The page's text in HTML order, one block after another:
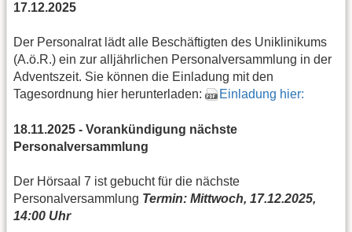
17.12.2025
Der Personalrat lädt alle Beschäftigten des Uniklinikums
(A.ö.R.) ein zur alljährlichen Personalversammlung in der
Adventszeit. Sie können die Einladung mit den
Tagesordnung hier herunterladen:
Einladung hier:
18.11.2025 - Vorankündigung nächste
Personalversammlung
Der Hörsaal 7 ist gebucht für die nächste
Personalversammlung Termin: Mittwoch, 17.12.2025,
14:00 Uhr